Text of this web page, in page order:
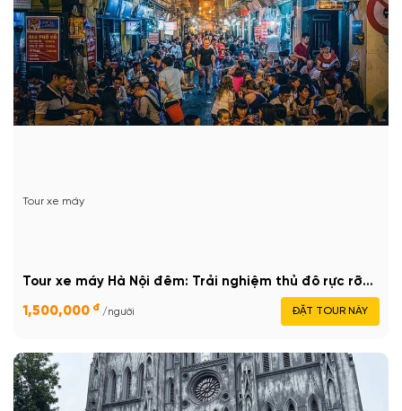
Tour xe máy
Tour xe máy Hà Nội đêm: Trải nghiệm thủ đô rực rỡ...
1,500,000 đ /người ĐẶT TOUR NÀY